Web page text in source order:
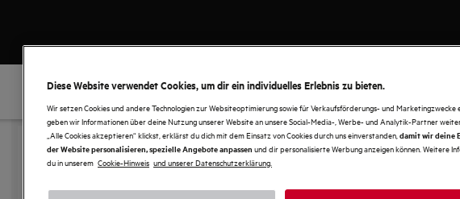
Diese Website verwendet Cookies, um dir ein individuelles Erlebnis zu bieten.
Wir setzen Cookies und andere Technologien zur Websiteoptimierung sowie für Verkaufsförderungs- und Marketingzwecke
geben wir Informationen über deine Nutzung unserer Website an unsere Social-Media-, Werbe- und Analytik-Partner
„Alle Cookies akzeptieren“ klickst, erklärst du dich mit dem Einsatz von Cookies durch uns einverstanden, damit wir deine
der Website personalisieren, spezielle Angebote anpassen und dir personalisierte Werbung anzeigen können. Weitere
du in unserem Cookie-Hinweis und unserer Datenschutzerklärung.